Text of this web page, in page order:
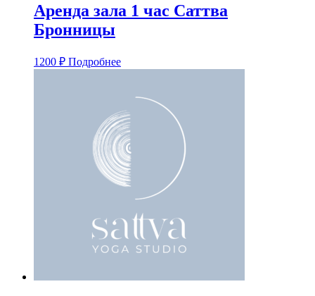
Аренда зала 1 час Саттва
Бронницы
1200 ₽ Подробнее